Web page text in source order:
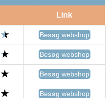
Link
Besøg webshop
Besøg webshop
Besøg webshop
Besøg webshop